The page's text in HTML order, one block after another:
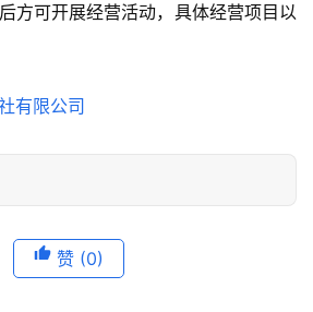
方可开展经营活动，具体经营项目以
赞 (0)